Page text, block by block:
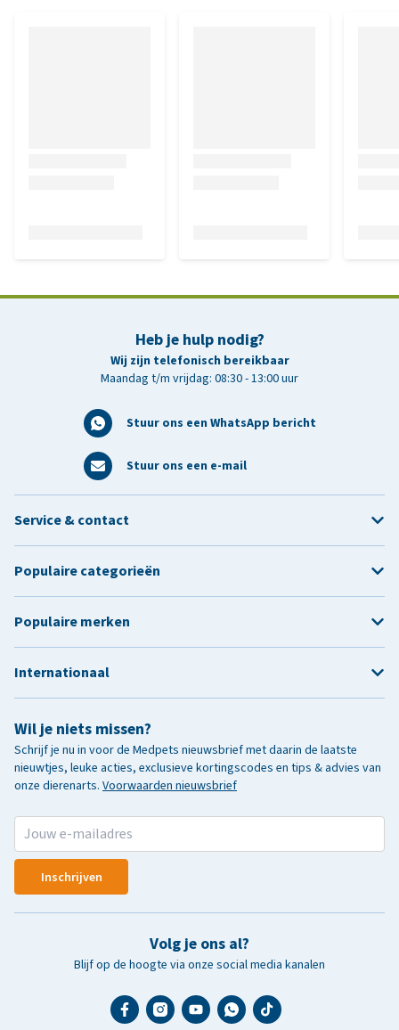
Heb je hulp nodig?
Wij zijn telefonisch bereikbaar
Maandag t/m vrijdag: 08:30 - 13:00 uur
Stuur ons een WhatsApp bericht
Stuur ons een e-mail
Wil je niets missen?
Schrijf je nu in voor de Medpets nieuwsbrief met daarin de laatste
nieuwtjes, leuke acties, exclusieve kortingscodes en tips & advies van
onze dierenarts. Voorwaarden nieuwsbrief
Inschrijven
Volg je ons al?
Blijf op de hoogte via onze social media kanalen
Service & contact
Populaire categorieën
Populaire merken
Internationaal